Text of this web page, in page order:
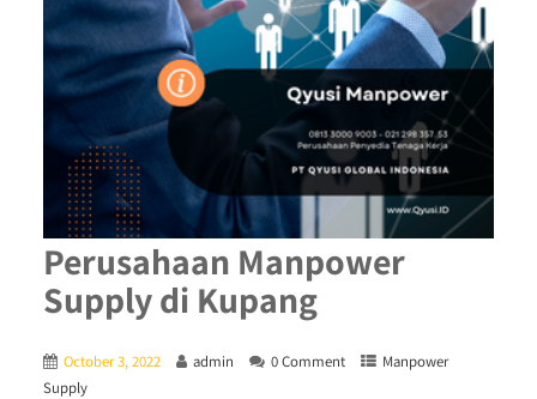
Perusahaan Manpower
Supply di Kupang
October 3, 2022 admin 0 Comment
Manpower
Supply